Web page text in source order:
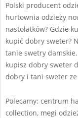
Polski producent
hurtownia odzieży
nastolatków? Gdzie
kupić dobry sweter?
tanie swetry
kupisz dobry sweter
dobry i tani sweter
Polecamy: centrum
collection, megi